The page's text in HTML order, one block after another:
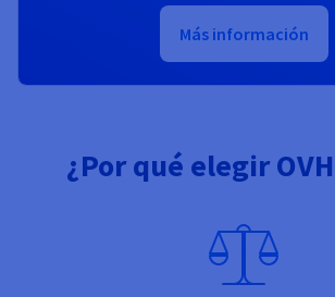
Más información
¿Por qué elegir